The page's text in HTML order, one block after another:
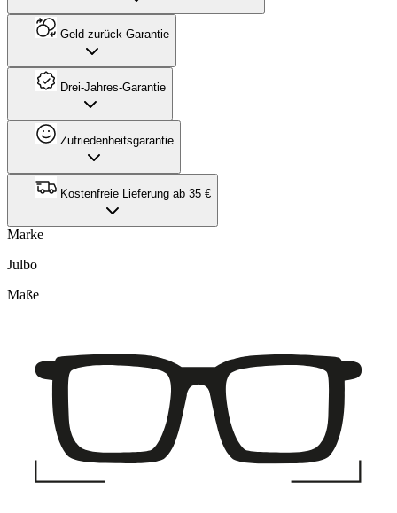
Geld-zurück-Garantie
Drei-Jahres-Garantie
Zufriedenheitsgarantie
Kostenfreie Lieferung ab 35 €
Marke
Julbo
Maße